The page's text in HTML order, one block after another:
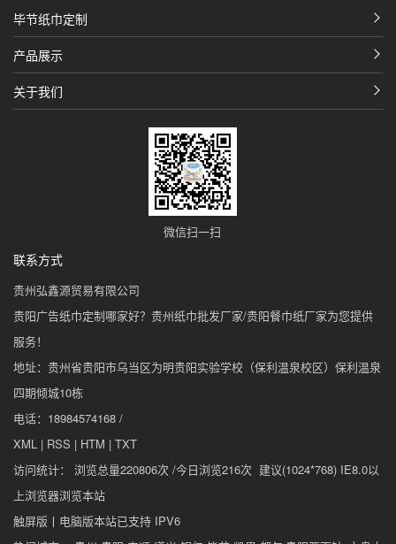
毕节纸巾定制
产品展示
关于我们
微信扫一扫
联系方式
贵州弘鑫源贸易有限公司
贵阳广告纸巾定制哪家好？贵州纸巾批发厂家/贵阳餐巾纸厂家为您提供
服务！
地址：贵州省贵阳市乌当区为明贵阳实验学校（保利温泉校区）保利温泉
四期倾城10栋
电话：18984574168 /
XML | RSS | HTM | TXT
访问统计： 浏览总量220806次 /今日浏览216次 建议(1024*768) IE8.0以
上浏览器浏览本站
触屏版 丨 电脑版本站已支持 IPV6